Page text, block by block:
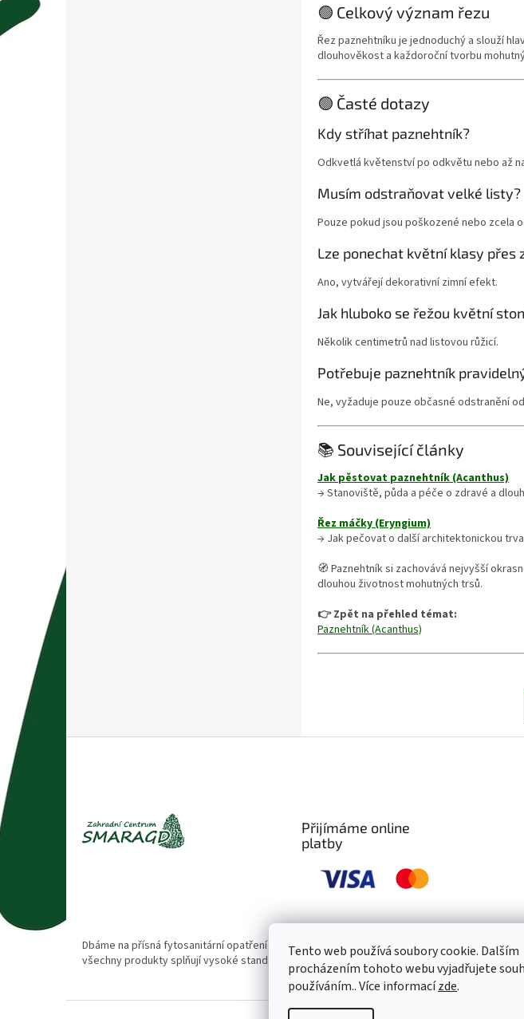
Tento web používá soubory cookie. Dalším
procházením tohoto webu vyjadřujete
používáním.. Více informacízde.
🟢 Celkový význam řezu
Řez paznehtníku je jednoduchý a slouží
dlouhověkost a každoroční tvorbu
🟢 Časté dotazy
Kdy stříhat paznehtník?
Odkvetlá květenství po odkvětu nebo až
Musím odstraňovat velké listy?
Pouze pokud jsou poškozené nebo zcela
Lze ponechat květní klasy přes
Ano, vytvářejí dekorativní zimní efekt.
Jak hluboko se řežou květní
Několik centimetrů nad listovou růžicí.
Potřebuje paznehtník
Ne, vyžaduje pouze občasné odstranění
📚 Související články
Jak pěstovat paznehtník (Acanthus)
→ Stanoviště, půda a péče o zdravé a
Řez máčky (Eryngium)
→ Jak pečovat o další architektonickou
🧭 Paznehtník si zachovává nejvyšší
dlouhou životnost mohutných trsů.
👉 Zpět na přehled témat:
Paznehtník (Acanthus)
p
a
t
í
Přijímáme online
platby
Dbáme na přísná fytosanitární opatření 🌱. Naše rostliny pravidelně kontrolujeme a
všechny produkty splňují vysoké standardy kvality.